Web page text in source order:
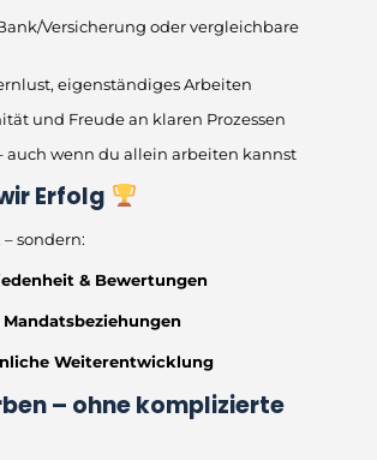
Versicherung oder vergleichbare
eigenständiges Arbeiten
und Freude an klaren Prozessen
auch wenn du allein arbeiten kannst
Erfolg
sondern:
& Bewertungen
Weiterentwicklung
– ohne komplizierte